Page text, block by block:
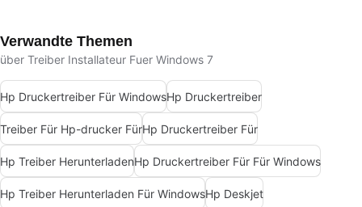
Verwandte Themen
über Treiber Installateur Fuer Windows 7
Hp Druckertreiber Für WindowsHp Druckertreiber
Treiber Für Hp-drucker FürHp Druckertreiber Für
Hp Treiber HerunterladenHp Druckertreiber Für Für Windows
Hp Treiber Herunterladen Für WindowsHp Deskjet